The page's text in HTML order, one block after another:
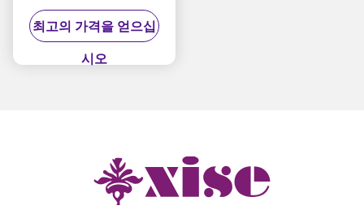
Vibrating Half Body
Love Doll for men
최고의 가격을 얻으십
시오